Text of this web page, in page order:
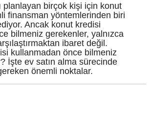
planlayan birçok kişi için konut
finansman yöntemlerinden biri
Ancak konut kredisi
bilmeniz gerekenler, yalnızca
ibaret değil.
kullanmadan önce bilmeniz
İşte ev satın alma sürecinde
önemli noktalar.